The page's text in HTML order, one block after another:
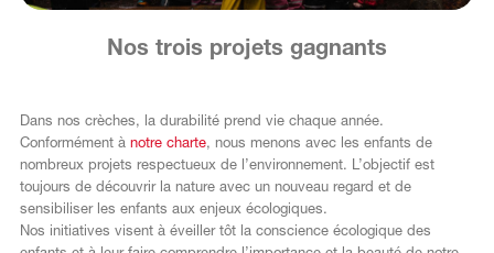
Nos trois projets gagnants
Dans nos crèches, la durabilité prend vie chaque année.
Conformément à notre charte, nous menons avec les enfants de
nombreux projets respectueux de l’environnement. L’objectif est
toujours de découvrir la nature avec un nouveau regard et de
sensibiliser les enfants aux enjeux écologiques.
Nos initiatives visent à éveiller tôt la conscience écologique des